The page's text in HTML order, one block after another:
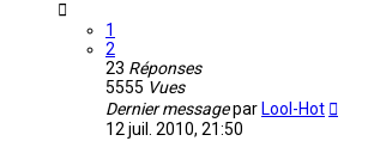
1
2
23 Réponses
5555 Vues
Dernier messagepar Lool-Hot
12 juil. 2010, 21:50